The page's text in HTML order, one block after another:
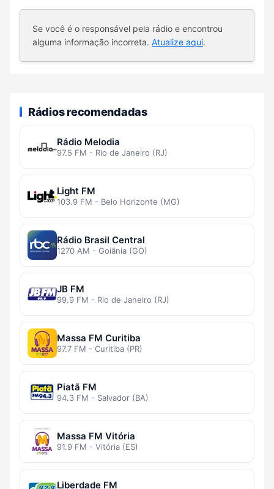
Se você é o responsável pela rádio e encontrou
alguma informação incorreta. Atualize aqui.
Rádios recomendadas
Rádio Melodia
97.5 FM - Rio de Janeiro (RJ)
Light FM
103.9 FM - Belo Horizonte (MG)
Rádio Brasil Central
1270 AM - Goiânia (GO)
JB FM
99.9 FM - Rio de Janeiro (RJ)
Massa FM Curitiba
97.7 FM - Curitiba (PR)
Piatã FM
94.3 FM - Salvador (BA)
Massa FM Vitória
91.9 FM - Vitória (ES)
Liberdade FM